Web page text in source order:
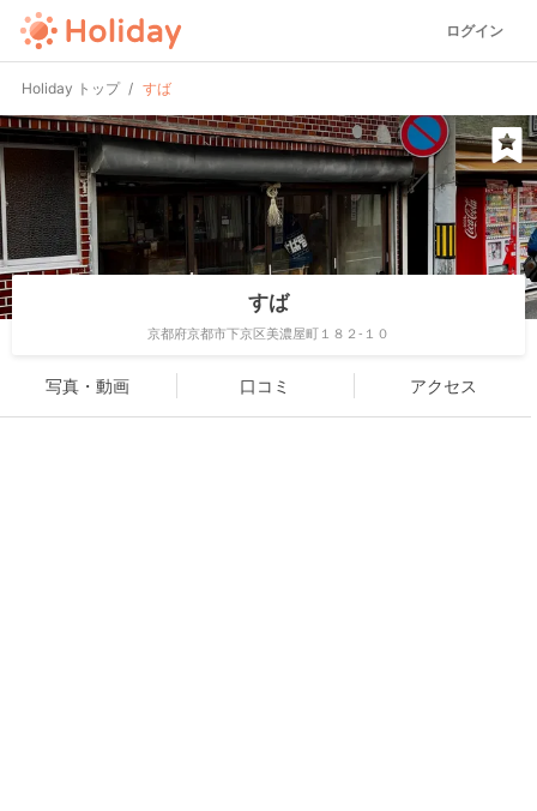
ログイン
Holiday トップ すば
すば
京都府京都市下京区美濃屋町１８２-１０
写真・動画 口コミ アクセス